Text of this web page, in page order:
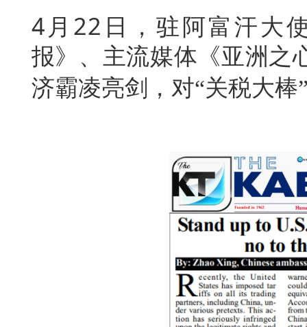
4月22日，驻阿富汗大
报》、主流媒体《亚洲之
济霸凌亮剑，对“关税大棒